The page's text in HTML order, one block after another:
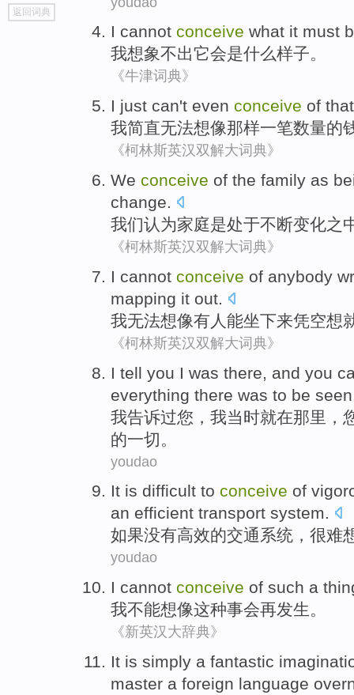
top
返回词典
I cannot conceive what it must
我想象不出它会是什么样子。
《牛津词典》
I just can't even conceive of
我简直无法想像那样一笔数量的
《柯林斯英汉双解大词典》
We conceive of the family as
change.
我们认为家庭是处于不断变化之
《柯林斯英汉双解大词典》
I cannot conceive of anybody
mapping it out.
我无法想像有人 能坐下来凭空想
《柯林斯英汉双解大词典》
I tell you I was there , and you
everything there was to be
我告诉过您 ，我当时就在那里 ，
的一切 。
youdao
It is difficult to conceive of
an efficient transport system.
如果没有高效的交通 系统 ， 很难
youdao
I cannot conceive of such a
我不能想像这种事会再发生。
《新英汉大辞典》
It is simply a fantastic
master a foreign language